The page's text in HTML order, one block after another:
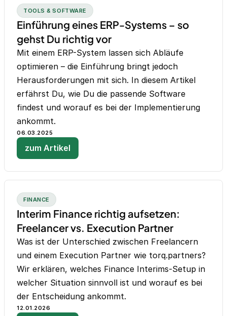
TOOLS & SOFTWARE
Einführung eines ERP-Systems – so
gehst Du richtig vor
Mit einem ERP-System lassen sich Abläufe
optimieren – die Einführung bringt jedoch
Herausforderungen mit sich. In diesem Artikel
erfährst Du, wie Du die passende Software
findest und worauf es bei der Implementierung
ankommt.
06.03.2025
zum Artikel
FINANCE
Interim Finance richtig aufsetzen:
Freelancer vs. Execution Partner
Was ist der Unterschied zwischen Freelancern
und einem Execution Partner wie torq.partners?
Wir erklären, welches Finance Interims-Setup in
welcher Situation sinnvoll ist und worauf es bei
der Entscheidung ankommt.
12.01.2026